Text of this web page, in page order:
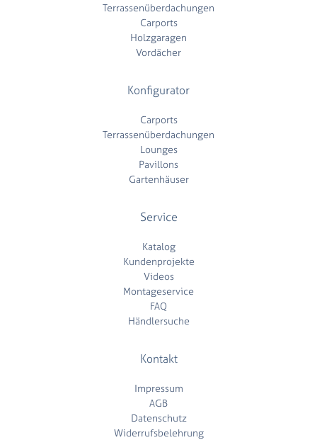
Terrassenüberdachungen
Carports
Holzgaragen
Vordächer
Konfigurator
Carports
Terrassenüberdachungen
Lounges
Pavillons
Gartenhäuser
Service
Katalog
Kundenprojekte
Videos
Montageservice
FAQ
Händlersuche
Kontakt
Impressum
AGB
Datenschutz
Widerrufsbelehrung